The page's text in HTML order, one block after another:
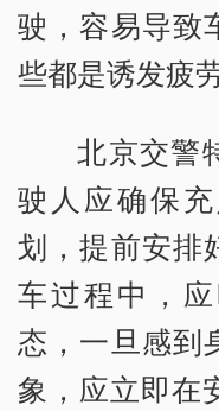
驶，容易导致
些都是诱发疲
北京交警
驶人应确保
划，提前安排
车过程中，
态，一旦感到
象，应立即在